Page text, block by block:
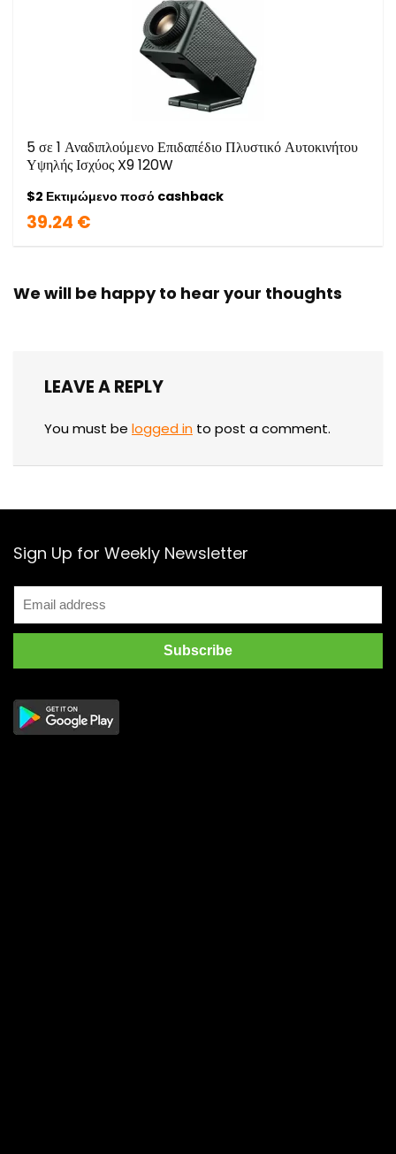
5 σε 1 Αναδιπλούμενο Επιδαπέδιο Πλυστικό Αυτοκινήτου
Υψηλής Ισχύος X9 120W
$2 Εκτιμώμενο ποσό cashback
39.24 €
We will be happy to hear your thoughts
LEAVE A REPLY
You must be logged in to post a comment.
Sign Up for Weekly Newsletter